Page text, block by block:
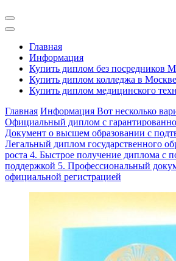
Главная
Информация
Купить диплом без посредников
Купить диплом колледжа в Москве
Купить диплом медицинского
Главная Информация Вот несколько
Официальный диплом с
Документ о высшем образовании с
Легальный диплом государственного
роста 4. Быстрое получение диплома с
поддержкой 5. Профессиональный
официальной регистрацией